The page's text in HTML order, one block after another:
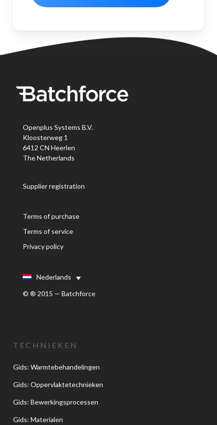
Openplus Systems B.V.
Kloosterweg 1
6412 CN Heerlen
The Netherlands
Supplier registration
Terms of purchase
Terms of service
Privacy policy
Nederlands
© ® 2015 — Batchforce
TECHNIEKEN
Gids: Warmtebehandelingen
Gids: Oppervlaktetechnieken
Gids: Bewerkingsprocessen
Gids: Materialen